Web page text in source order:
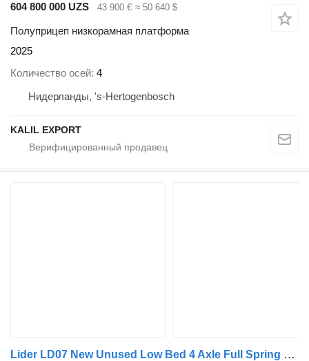
604 800 000 UZS 43 900 € ≈ 50 640 $
Полуприцеп низкорамная платформа
2025
Количество осей 4
Нидерланды, 's-Hertogenbosch
KALIL EXPORT
Lider LD07 New Unused Low Bed 4 Axle Full Spring 86 Ton Loading !Packa